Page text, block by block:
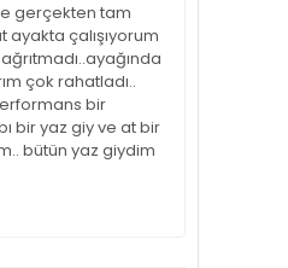
gerçekten tam
ayakta çalışıyorum
çok rahatladı..
bir
bir yaz giy ve at bir
bütün yaz giydim